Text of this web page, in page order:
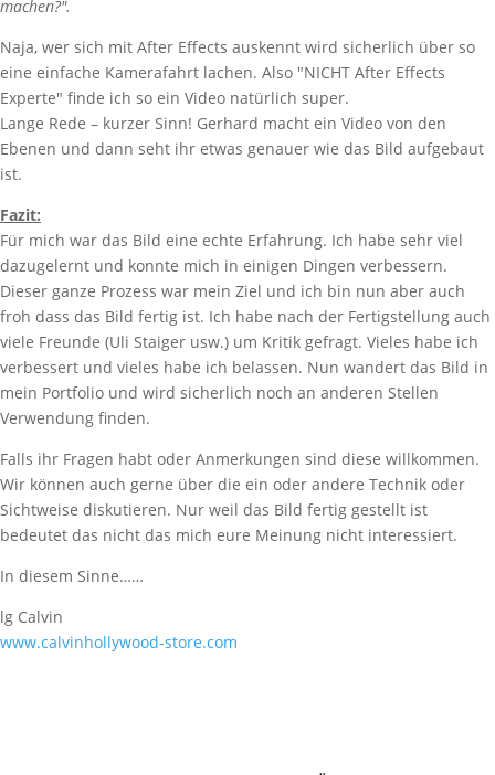
machen?".
Naja, wer sich mit After Effects auskennt wird sicherlich über so
eine einfache Kamerafahrt lachen. Also "NICHT After Effects
Experte" finde ich so ein Video natürlich super.
Lange Rede – kurzer Sinn! Gerhard macht ein Video von den
Ebenen und dann seht ihr etwas genauer wie das Bild aufgebaut
ist.
Fazit:
Für mich war das Bild eine echte Erfahrung. Ich habe sehr viel
dazugelernt und konnte mich in einigen Dingen verbessern.
Dieser ganze Prozess war mein Ziel und ich bin nun aber auch
froh dass das Bild fertig ist. Ich habe nach der Fertigstellung auch
viele Freunde (Uli Staiger usw.) um Kritik gefragt. Vieles habe ich
verbessert und vieles habe ich belassen. Nun wandert das Bild in
mein Portfolio und wird sicherlich noch an anderen Stellen
Verwendung finden.
Falls ihr Fragen habt oder Anmerkungen sind diese willkommen.
Wir können auch gerne über die ein oder andere Technik oder
Sichtweise diskutieren. Nur weil das Bild fertig gestellt ist
bedeutet das nicht das mich eure Meinung nicht interessiert.
In diesem Sinne……
lg Calvin
www.calvinhollywood-store.com